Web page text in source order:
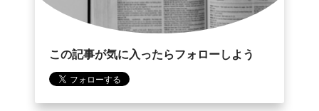
この記事が気に入ったらフォローしよう